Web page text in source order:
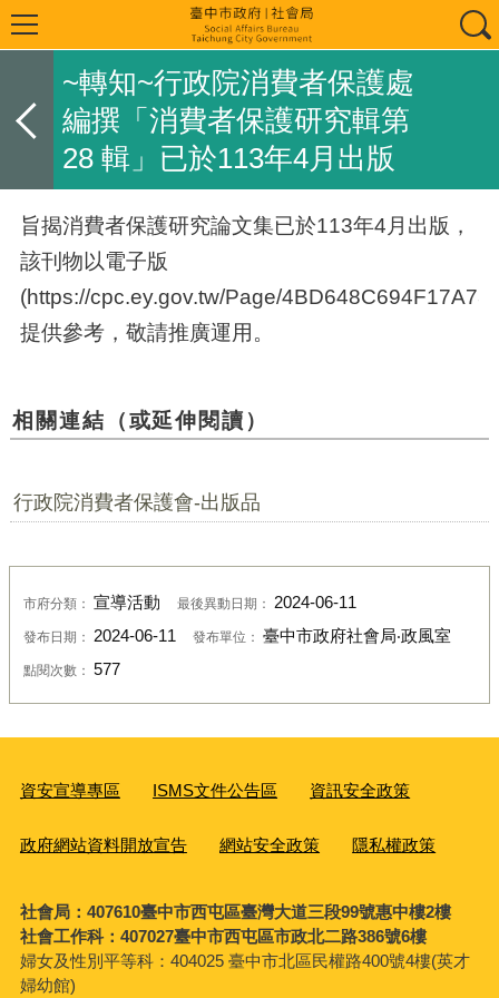
~轉知~行政院消費者保護處
編撰「消費者保護研究輯第
28 輯」已於113年4月出版
旨揭消費者保護研究論文集已於113年4月出版，
該刊物以電子版
(https://cpc.ey.gov.tw/Page/4BD648C694F17A73)
提供參考，敬請推廣運用。
相關連結（或延伸閱讀）
行政院消費者保護會-出版品
市府分類： 宣導活動 最後異動日期： 2024-06-11
發布日期： 2024-06-11 發布單位： 臺中市政府社會局‧政風室
點閱次數： 577
資安宣導專區 ISMS文件公告區 資訊安全政策
政府網站資料開放宣告 網站安全政策 隱私權政策
社會局：407610臺中市西屯區臺灣大道三段99號惠中樓2樓
社會工作科：407027臺中市西屯區市政北二路386號6樓
婦女及性別平等科： 404025 臺中市北區民權路400號4樓(英才
婦幼館)